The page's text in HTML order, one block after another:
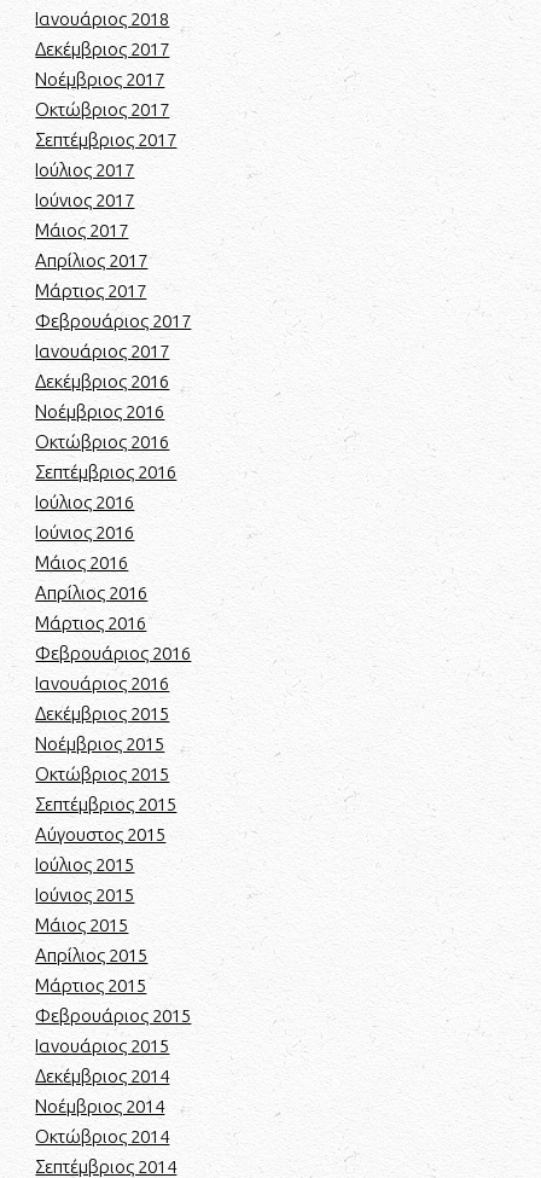
Ιανουάριος 2018
Δεκέμβριος 2017
Νοέμβριος 2017
Οκτώβριος 2017
Σεπτέμβριος 2017
Ιούλιος 2017
Ιούνιος 2017
Μάιος 2017
Απρίλιος 2017
Μάρτιος 2017
Φεβρουάριος 2017
Ιανουάριος 2017
Δεκέμβριος 2016
Νοέμβριος 2016
Οκτώβριος 2016
Σεπτέμβριος 2016
Ιούλιος 2016
Ιούνιος 2016
Μάιος 2016
Απρίλιος 2016
Μάρτιος 2016
Φεβρουάριος 2016
Ιανουάριος 2016
Δεκέμβριος 2015
Νοέμβριος 2015
Οκτώβριος 2015
Σεπτέμβριος 2015
Αύγουστος 2015
Ιούλιος 2015
Ιούνιος 2015
Μάιος 2015
Απρίλιος 2015
Μάρτιος 2015
Φεβρουάριος 2015
Ιανουάριος 2015
Δεκέμβριος 2014
Νοέμβριος 2014
Οκτώβριος 2014
Σεπτέμβριος 2014